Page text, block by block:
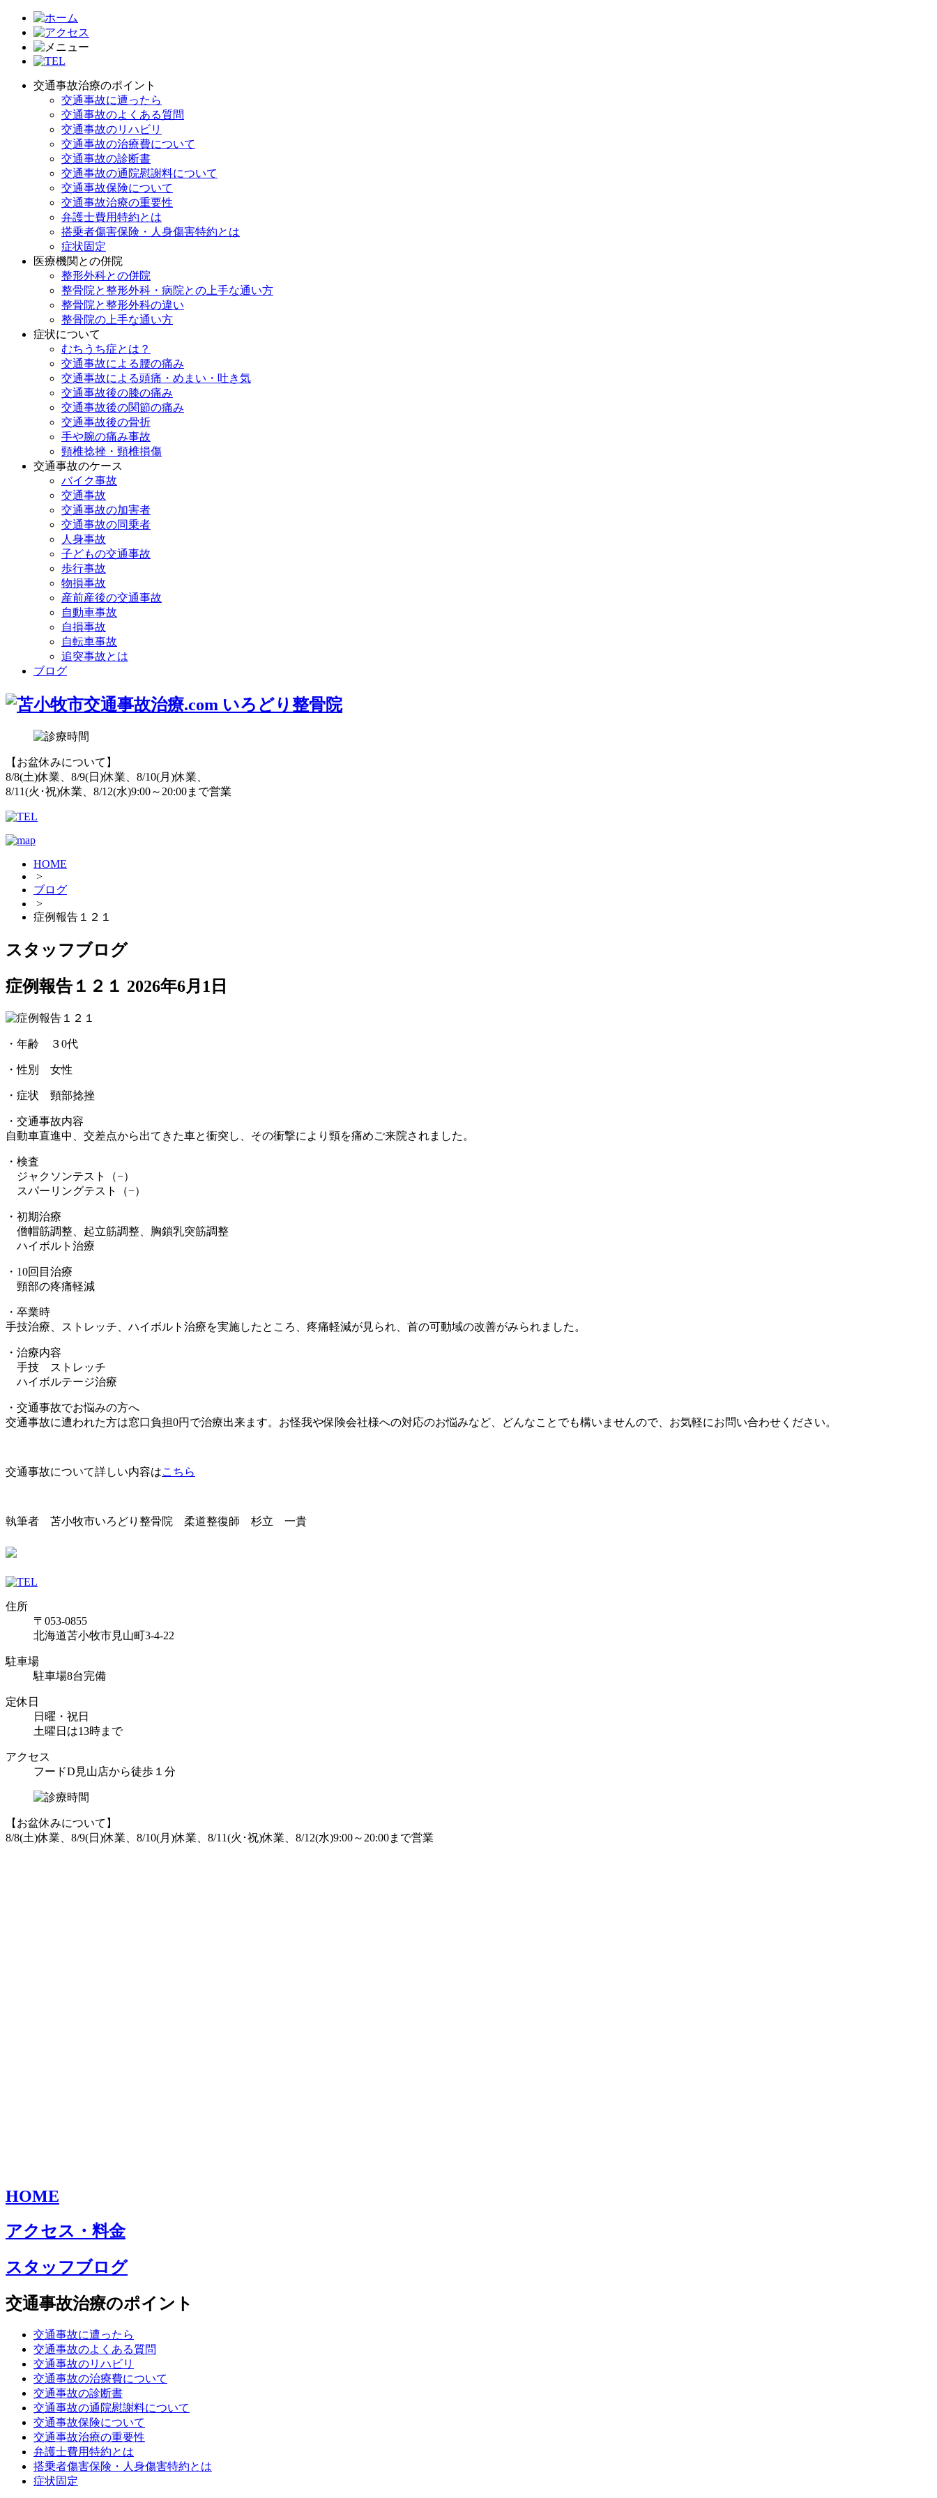
交通事故治療のポイント
交通事故に遭ったら
交通事故のよくある質問
交通事故のリハビリ
交通事故の治療費について
交通事故の診断書
交通事故の通院慰謝料について
交通事故保険について
交通事故治療の重要性
弁護士費用特約とは
搭乗者傷害保険・人身傷害特約とは
症状固定
医療機関との併院
整形外科との併院
整骨院と整形外科・病院との上手な通い方
整骨院と整形外科の違い
整骨院の上手な通い方
症状について
むちうち症とは？
交通事故による腰の痛み
交通事故による頭痛・めまい・吐き気
交通事故後の膝の痛み
交通事故後の関節の痛み
交通事故後の骨折
手や腕の痛み事故
頸椎捻挫・頸椎損傷
交通事故のケース
バイク事故
交通事故
交通事故の加害者
交通事故の同乗者
人身事故
子どもの交通事故
歩行事故
物損事故
産前産後の交通事故
自動車事故
自損事故
自転車事故
追突事故とは
ブログ
【お盆休みについて】
8/8(土)休業、8/9(日)休業、8/10(月)休業、
8/11(火･祝)休業、8/12(水)9:00～20:00まで営業
HOME
>
ブログ
>
症例報告１２１
スタッフブログ
症例報告１２１ 2026年6月1日
・年齢 ３0代
・性別 女性
・症状 頸部捻挫
・交通事故内容
自動車直進中、交差点から出てきた車と衝突し、その衝撃により頸を痛めご来院されました。
・検査
ジャクソンテスト（−）
スパーリングテスト（−）
・初期治療
僧帽筋調整、起立筋調整、胸鎖乳突筋調整
ハイボルト治療
・10回目治療
頸部の疼痛軽減
・卒業時
手技治療、ストレッチ、ハイボルト治療を実施したところ、疼痛軽減が見られ、首の可動域の改善がみられました。
・治療内容
手技 ストレッチ
ハイボルテージ治療
・交通事故でお悩みの方へ
交通事故に遭われた方は窓口負担0円で治療出来ます。お怪我や保険会社様への対応のお悩みなど、どんなことでも構いませんので、お気軽にお問い合わせください。
交通事故について詳しい内容はこちら
執筆者 苫小牧市いろどり整骨院 柔道整復師 杉立 一貴
住所
〒053-0855
北海道苫小牧市見山町3-4-22
駐車場
駐車場8台完備
定休日
日曜・祝日
土曜日は13時まで
アクセス
フードD見山店から徒歩１分
【お盆休みについて】
8/8(土)休業、8/9(日)休業、8/10(月)休業、8/11(火･祝)休業、8/12(水)9:00～20:00まで営業
HOME
アクセス・料金
スタッフブログ
交通事故治療のポイント
交通事故に遭ったら
交通事故のよくある質問
交通事故のリハビリ
交通事故の治療費について
交通事故の診断書
交通事故の通院慰謝料について
交通事故保険について
交通事故治療の重要性
弁護士費用特約とは
搭乗者傷害保険・人身傷害特約とは
症状固定